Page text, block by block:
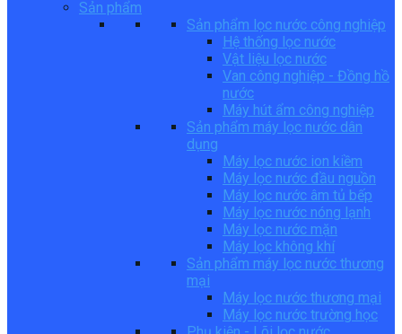
Sản phẩm
Sản phẩm lọc nước công nghiệp
Hệ thống lọc nước
Vật liệu lọc nước
Van công nghiệp - Đồng hồ
nước
Máy hút ẩm công nghiệp
Sản phẩm máy lọc nước dân
dụng
Máy lọc nước ion kiềm
Máy lọc nước đầu nguồn
Máy lọc nước âm tủ bếp
Máy lọc nước nóng lạnh
Máy lọc nước mặn
Máy lọc không khí
Sản phẩm máy lọc nước thương
mại
Máy lọc nước thương mại
Máy lọc nước trường học